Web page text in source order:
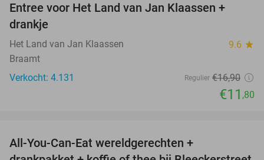
Entree voor Het Land van Jan Klaassen +
drankje
Het Land van Jan Klaassen 9.6 star
Braamt
Verkocht: 4.131
Regulier €16,90
€11 ,80
All-You-Can-Eat wereldgerechten +